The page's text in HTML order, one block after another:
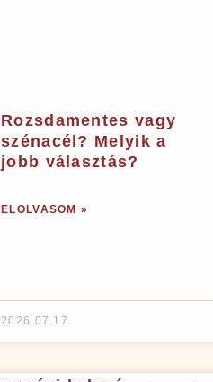
Rozsdamentes vagy
szénacél? Melyik a
jobb választás?
ELOLVASOM »
2026.07.17.